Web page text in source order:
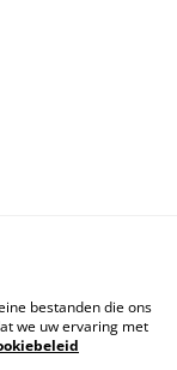
bestanden die ons
we uw ervaring met